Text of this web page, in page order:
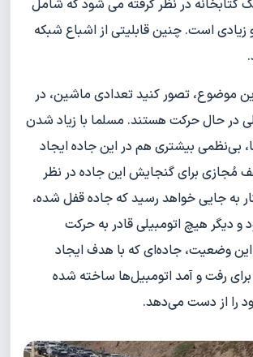
کتابخانه در نظر گرفته می‌‍ شود که شامل
است. چنین قابلیتی از اشباع شبکه
موضوع، تصور کنید تعدادی ماشین، در
در حال حرکت هستند. مسلما با زیاد شدن
بی‌نظمی بیشتری هم در این جاده ایجاد
مُجازی برای گنجایش این جاده در نظر
کار به جایی خواهد رسید که جاده قفل شده،
و دیگر هیچ اتومبیلی قادر به حرکت
این وضعیت، جاده‌ای که با هدف ایجاد
رفت و آمد اتومبیل‌ها ساخته شده
را از دست می‌دهد.